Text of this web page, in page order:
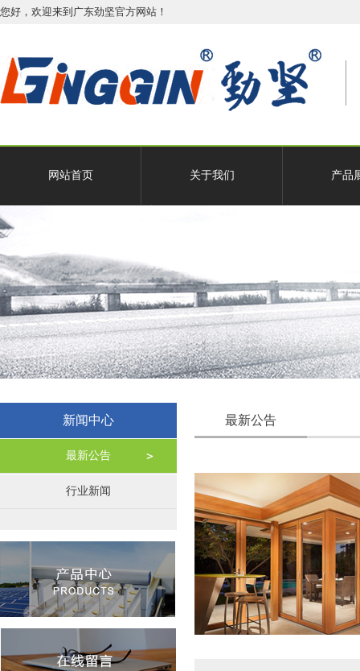
您好，欢迎来到广东劲坚官方网站！
网站首页 关于我们 产品
新闻中心
最新公告
行业新闻
最新公告